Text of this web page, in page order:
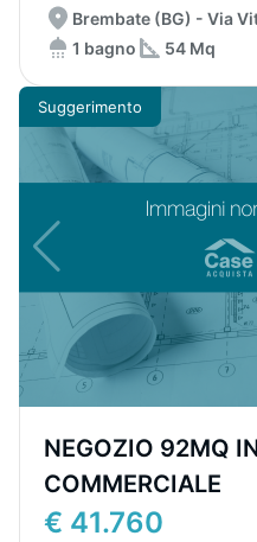
Brembate (BG) - Via
1 bagno
54 Mq
Suggerimento
NEGOZIO 92MQ
COMMERCIALE
€ 41.760